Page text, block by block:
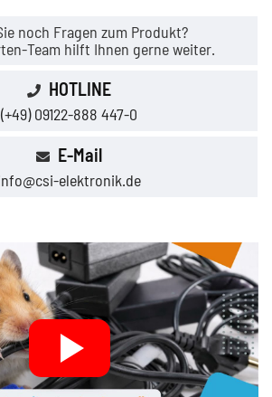
noch Fragen zum Produkt?
Team hilft Ihnen gerne weiter.
HOTLINE
(+49) 09122-888 447-0
E-Mail
elektronik.de